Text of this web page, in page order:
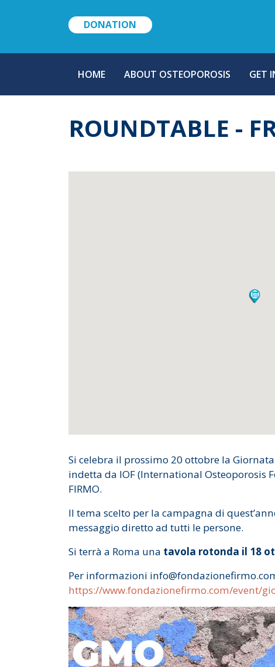
DONATION
NAVIGATION
HOME ABOUT OSTEOPOROSIS GET
ROUNDTABLE -
Si celebra il prossimo 20 ottobre la
indetta da IOF (International Osteoporosis
FIRMO.
Il tema scelto per la campagna di
messaggio diretto ad tutti le persone.
Si terrà a Roma una tavola rotonda il 18
Per informazioni
https://www.fondazionefirmo.com/event/